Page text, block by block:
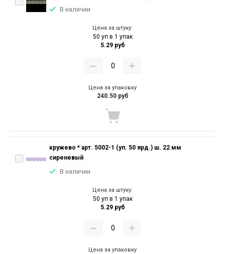
В наличии
Цена за штуку:
50 уп в 1 упак
5.29 руб
Цена за упаковку
240.50 руб
кружево * арт. 5002-1 (уп. 50 ярд.) ш. 22 мм
сиреневый
В наличии
Цена за штуку:
50 уп в 1 упак
5.29 руб
Цена за упаковку